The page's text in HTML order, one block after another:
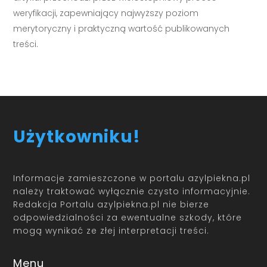
weryfikacji, zapewniający najwyższy poziom
merytoryczny i praktyczną wartość publikowanych
treści.
Użytkowniku!
Informacje zamieszczone w portalu azylpiekna.pl
należy traktować wyłącznie czysto informacyjnie.
Redakcja Portalu azylpiekna.pl nie bierze
odpowiedzialności za ewentualne szkody, które
mogą wynikać ze złej interpretacji treści.
Menu